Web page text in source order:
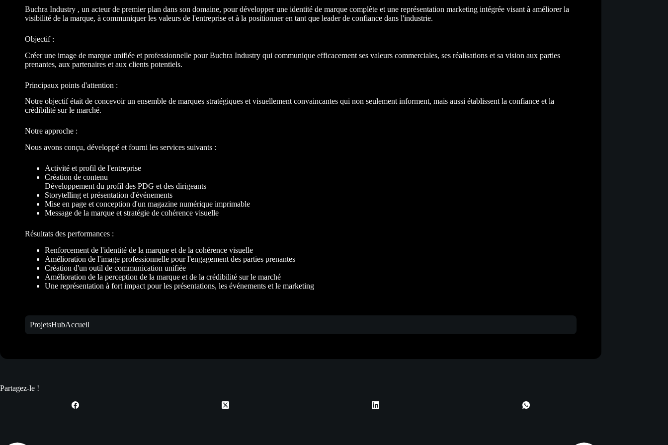
Buchra Industry , un acteur de premier plan dans son domaine, pour développer une identité de marque complète et une représentation marketing intégrée visant à améliorer la
visibilité de la marque, à communiquer les valeurs de l'entreprise et à la positionner en tant que leader de confiance dans l'industrie.
Objectif :
Créer une image de marque unifiée et professionnelle pour Buchra Industry qui communique efficacement ses valeurs commerciales, ses réalisations et sa vision aux parties
prenantes, aux partenaires et aux clients potentiels.
Principaux points d'attention :
Notre objectif était de concevoir un ensemble de marques stratégiques et visuellement convaincantes qui non seulement informent, mais aussi établissent la confiance et la
crédibilité sur le marché.
Notre approche :
Nous avons conçu, développé et fourni les services suivants :
Activité et profil de l'entreprise
Création de contenu
Développement du profil des PDG et des dirigeants
Storytelling et présentation d'événements
Mise en page et conception d'un magazine numérique imprimable
Message de la marque et stratégie de cohérence visuelle
Résultats des performances :
Renforcement de l'identité de la marque et de la cohérence visuelle
Amélioration de l'image professionnelle pour l'engagement des parties prenantes
Création d'un outil de communication unifiée
Amélioration de la perception de la marque et de la crédibilité sur le marché
Une représentation à fort impact pour les présentations, les événements et le marketing
ProjetsHubAccueil
Partagez-le !